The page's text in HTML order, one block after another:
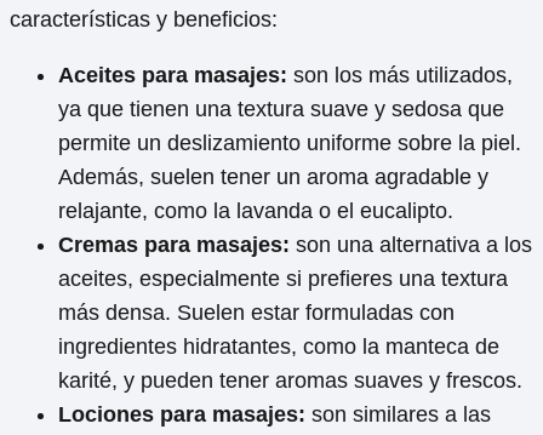
características y beneficios:
Aceites para masajes: son los más utilizados,
ya que tienen una textura suave y sedosa que
permite un deslizamiento uniforme sobre la piel.
Además, suelen tener un aroma agradable y
relajante, como la lavanda o el eucalipto.
Cremas para masajes: son una alternativa a los
aceites, especialmente si prefieres una textura
más densa. Suelen estar formuladas con
ingredientes hidratantes, como la manteca de
karité, y pueden tener aromas suaves y frescos.
Lociones para masajes: son similares a las